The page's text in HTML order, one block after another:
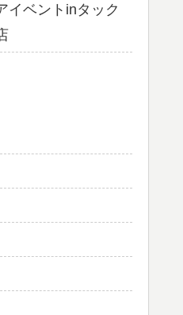
イベントinタック